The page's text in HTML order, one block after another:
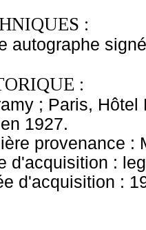
:
autographe
:
; Paris, Hôtel
1927.
provenance :
d'acquisition :
d'acquisition :